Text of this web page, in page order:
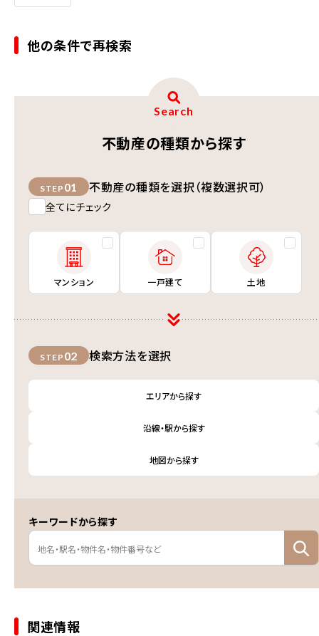
他の条件で再検索
Search
不動産の種類から探す
STEP 01 不動産の種類を選択（複数選択可）
全てにチェック
マンション 一戸建て 土地
STEP 02 検索方法を選択
エリアから探す
沿線・駅から探す
地図から探す
キーワードから探す
関連情報